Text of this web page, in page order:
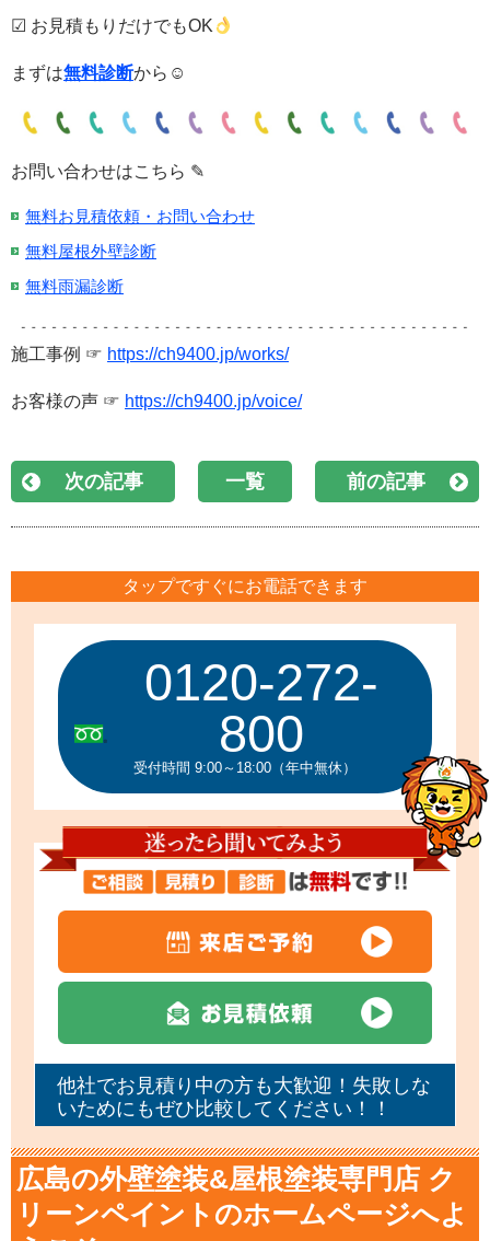
☑ お見積もりだけでもOK
まずは無料診断から☺
お問い合わせはこちら ✎
無料お見積依頼・お問い合わせ
無料屋根外壁診断
無料雨漏診断
施工事例 ☞ https://ch9400.jp/works/
お客様の声 ☞ https://ch9400.jp/voice/
次の記事 一覧 前の記事
タップですぐにお電話できます
0120-272-
800
受付時間 9:00～18:00（年中無休）
他社でお見積り中の方も大歓迎！失敗しな
いためにもぜひ比較してください！！
広島の外壁塗装&屋根塗装専門店 ク
リーンペイントのホームページへよ